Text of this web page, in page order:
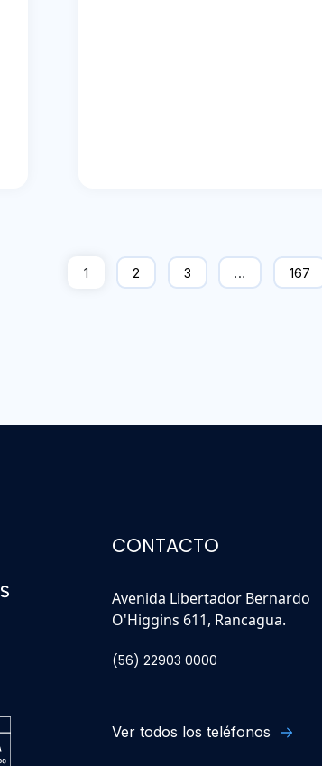
1 2 3 … 167
CONTACTO
Avenida Libertador Bernardo
O'Higgins 611, Rancagua.
(56) 22903 0000
Ver todos los teléfonos